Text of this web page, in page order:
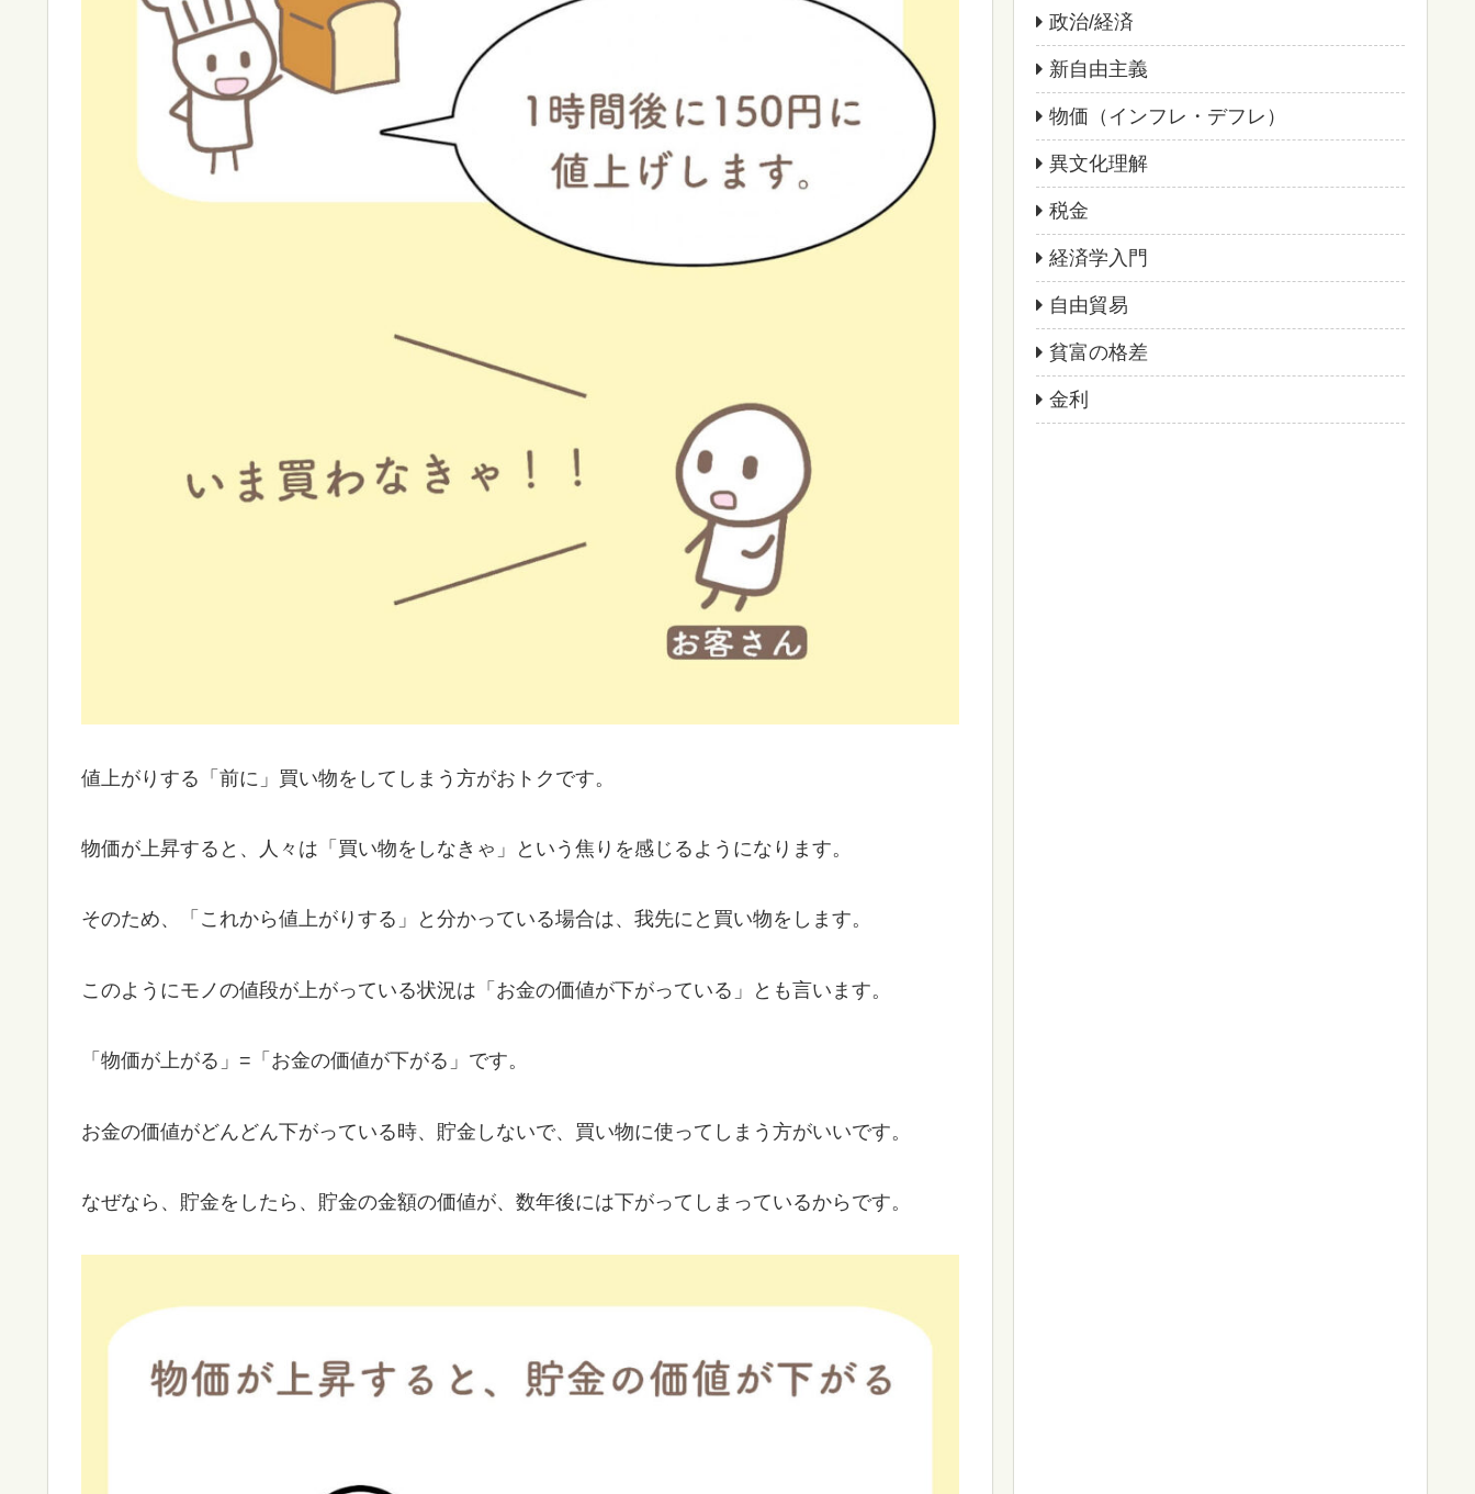
値上がりする「前に」買い物をしてしまう方がおトクです。
物価が上昇すると、人々は「買い物をしなきゃ」という焦りを感じるようになります。
そのため、「これから値上がりする」と分かっている場合は、我先にと買い物をします。
このようにモノの値段が上がっている状況は「お金の価値が下がっている」とも言います。
「物価が上がる」=「お金の価値が下がる」です。
お金の価値がどんどん下がっている時、貯金しないで、買い物に使ってしまう方がいいです。
なぜなら、貯金をしたら、貯金の金額の価値が、数年後には下がってしまっているからです。
政治/経済
新自由主義
物価（インフレ・デフレ）
異文化理解
税金
経済学入門
自由貿易
貧富の格差
金利